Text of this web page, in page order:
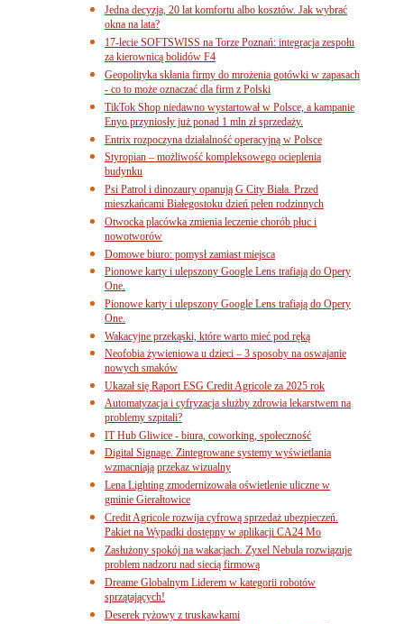
Jedna decyzja, 20 lat komfortu albo kosztów. Jak wybrać
okna na lata?
17-lecie SOFTSWISS na Torze Poznań: integracja zespołu
za kierownicą bolidów F4
Geopolityka skłania firmy do mrożenia gotówki w zapasach
- co to może oznaczać dla firm z Polski
TikTok Shop niedawno wystartował w Polsce, a kampanie
Enyo przyniosły już ponad 1 mln zł sprzedaży.
Entrix rozpoczyna działalność operacyjną w Polsce
Styropian – możliwość kompleksowego ocieplenia
budynku
Psi Patrol i dinozaury opanują G City Biała. Przed
mieszkańcami Białegostoku dzień pełen rodzinnych
Otwocka placówka zmienia leczenie chorób płuc i
nowotworów
Domowe biuro: pomysł zamiast miejsca
Pionowe karty i ulepszony Google Lens trafiają do Opery
One.
Pionowe karty i ulepszony Google Lens trafiają do Opery
One.
Wakacyjne przekąski, które warto mieć pod ręką
Neofobia żywieniowa u dzieci – 3 sposoby na oswajanie
nowych smaków
Ukazał się Raport ESG Credit Agricole za 2025 rok
Automatyzacja i cyfryzacja służby zdrowia lekarstwem na
problemy szpitali?
IT Hub Gliwice - biura, coworking, społeczność
Digital Signage. Zintegrowane systemy wyświetlania
wzmacniają przekaz wizualny
Lena Lighting zmodernizowała oświetlenie uliczne w
gminie Gierałtowice
Credit Agricole rozwija cyfrową sprzedaż ubezpieczeń.
Pakiet na Wypadki dostępny w aplikacji CA24 Mo
Zasłużony spokój na wakacjach. Zyxel Nebula rozwiązuje
problem nadzoru nad siecią firmową
Dreame Globalnym Liderem w kategorii robotów
sprzątających!
Deserek ryżowy z truskawkami